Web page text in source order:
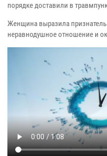
порядке доставили в
Женщина выразила
неравнодушное отношение и